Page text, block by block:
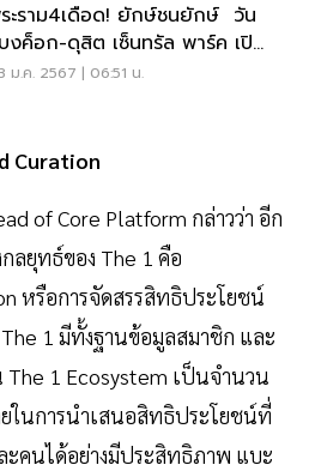
ะราม4เดือด! ยักษ์ชนยักษ์ วัน
งค็อก-ดุสิต เซ็นทรัล พาร์ค เปิด
สแรกปี67
ม.ค. 2567 | 06:51 น.
Curation
of Core Platform กล่าวว่า อีก
ลยุทธ์ของ The 1 คือ
หรือการจัดสรรสิทธิประโยชน์
1 มีทั้งฐานข้อมูลสมาชิก และ
1 Ecosystem เป็นจำนวน
ในการนำเสนอสิทธิประโยชน์ที่
ะคนได้อย่างมีประสิทธิภาพ แบะ